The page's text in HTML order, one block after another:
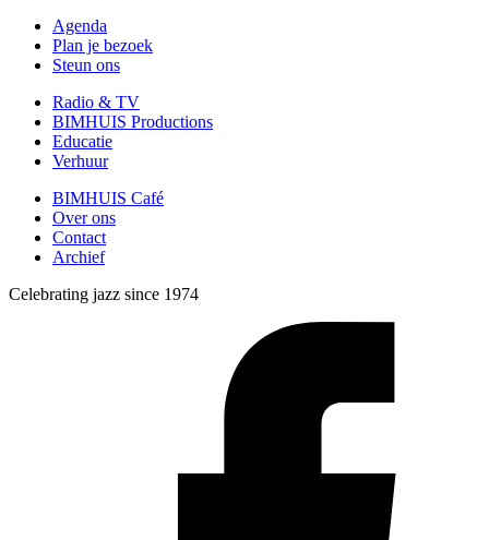
Agenda
Plan je bezoek
Steun ons
Radio & TV
BIMHUIS Productions
Educatie
Verhuur
BIMHUIS Café
Over ons
Contact
Archief
Celebrating jazz since 1974